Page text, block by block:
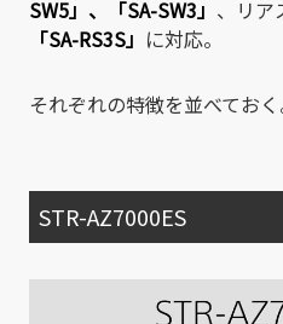
SW5」 、 「SA-SW3」 、リア
「SA-RS3S」 に対応。
それぞれの特徴を並べておく
STR-AZ7000ES